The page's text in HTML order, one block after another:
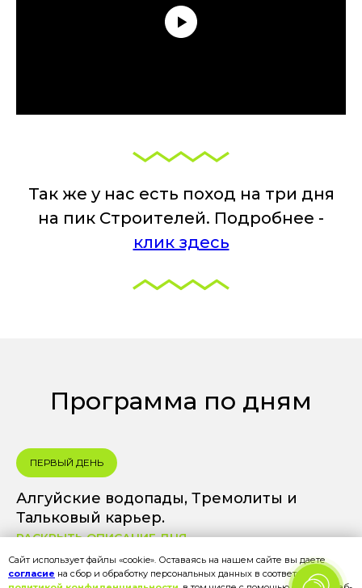
Так же у нас есть поход на три дня
на пик Строителей. Подробнее -
клик здесь
Программа по дням
ПЕРВЫЙ ДЕНЬ
Алгуйские водопады, Тремолиты и
Тальковый карьер.
РАСКРЫТЬ ОПИСАНИЕ ДНЯ
Сайт использует файлы «cookie». Оставаясь на нашем сайте вы даете
согласие на сбор и обработку персональных данных в соответствии с